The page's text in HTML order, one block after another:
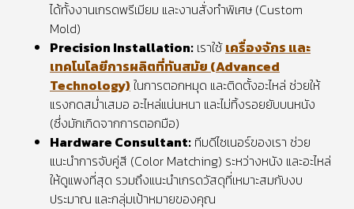
ได้ทั้งงานเกรดพรีเมียม และงานสั่งทำพิเศษ (Custom
Mold)
Precision Installation: เราใช้เครื่องจักร และ
เทคโนโลยีการผลิตที่ทันสมัย (Advanced
Technology) ในการตอกหมุด และติดตั้งอะไหล่ ช่วยให้
แรงกดสม่ำเสมอ อะไหล่แน่นหนา และไม่ทิ้งรอยยับบนหนัง
(ซึ่งมักเกิดจากการตอกมือ)
Hardware Consultant: ทีมดีไซเนอร์ของเรา ช่วย
แนะนำการจับคู่สี (Color Matching) ระหว่างหนัง และอะไหล่
ให้ดูแพงที่สุด รวมถึงแนะนำเกรดวัสดุที่เหมาะสมกับงบ
ประมาณ และกลุ่มเป้าหมายของคุณ